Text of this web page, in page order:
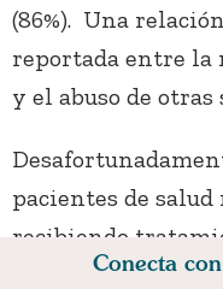
(86%). Una
reportada entre
y el abuso de otras
pacientes de
recibiendo
de factores. Entre
Conecta